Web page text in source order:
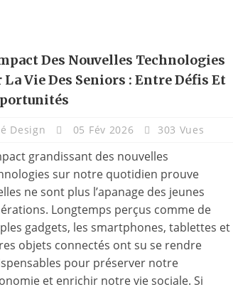
Des Nouvelles Technologies
La Vie Des Seniors : Entre Défis Et
Design 05 Fév 2026 303 Vues
grandissant des nouvelles
sur notre quotidien prouve
ne sont plus l’apanage des jeunes
Longtemps perçus comme de
gadgets, les smartphones, tablettes et
objets connectés ont su se rendre
pour préserver notre
et enrichir notre vie sociale. Si